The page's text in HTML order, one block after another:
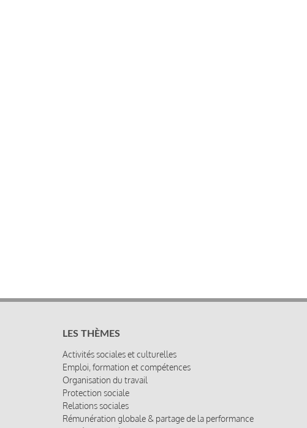
LES THÈMES
Activités sociales et culturelles
Emploi, formation et compétences
Organisation du travail
Protection sociale
Relations sociales
Rémunération globale & partage de la performance